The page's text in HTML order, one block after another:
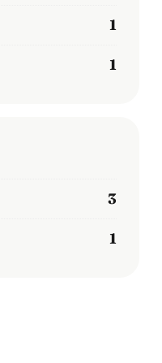
1
1
3
1